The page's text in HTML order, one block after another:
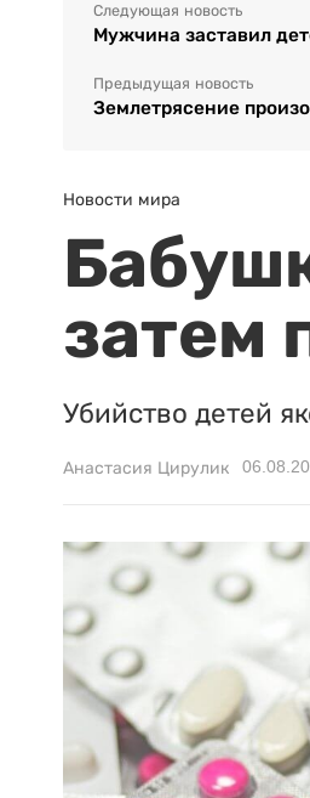
Следующая новость
Мужчина заставил
Предыдущая новость
Землетрясение
Новости мира
затем
Убийство детей
Анастасия Цирулик